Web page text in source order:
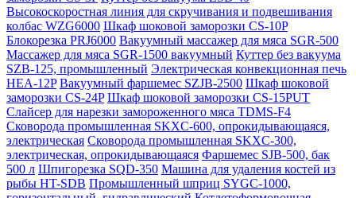
Высокоскоростная линия для скручивания и подвешивания
колбас WZG6000 Шкаф шоковой заморозки CS-10P
Блокорезка PRJ6000 Вакуумный массажер для мяса SGR-500
Массажер для мяса SGR-1500 вакуумный Куттер без вакуума
SZB-125, промышленный Электрическая конвекционная печь
HEA-12P Вакуумный фаршемес SZJB-2500 Шкаф шоковой
заморозки CS-24P Шкаф шоковой заморозки CS-15PUT
Слайсер для нарезки замороженного мяса TDMS-F4
Сковорода промышленная SKXC-600, опрокидывающаяся,
электрическая Сковорода промышленная SKXC-300,
электрическая, опрокидывающаяся Фаршемес SJB-500, бак
500 л Шпигорезка SQD-350 Машина для удаления костей из
рыбы HT-SDB Промышленный шприц SYGC-1000,